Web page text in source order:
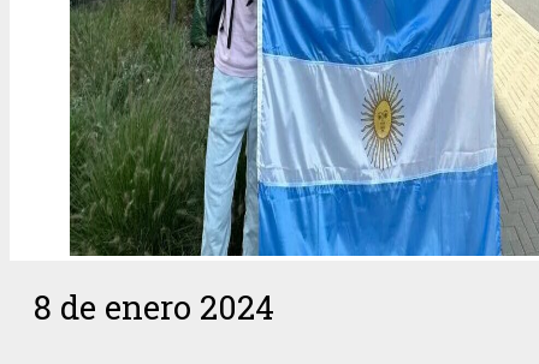
8 de enero 2024